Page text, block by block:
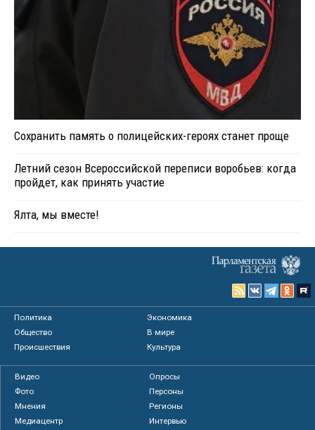
Сохранить память о полицейских-героях станет проще
Летний сезон Всероссийской переписи воробьев: когда
пройдет, как принять участие
Ялта, мы вместе!
Политика
Экономика
Общество
В мире
Происшествия
Культура
Видео
Опросы
Фото
Персоны
Мнения
Регионы
Медиацентр
Интервью